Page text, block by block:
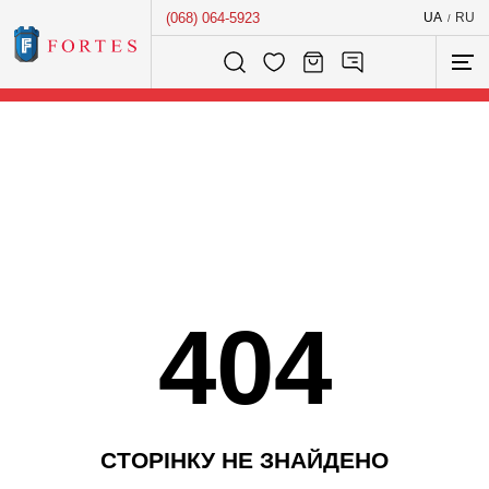
(068) 064-5923 UA / RU
Розумний пошук...
404
СТОРІНКУ НЕ ЗНАЙДЕНО